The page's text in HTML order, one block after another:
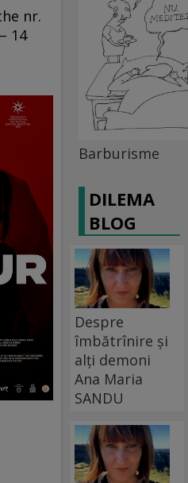
nr.
14
Barburisme
DILEMA
BLOG
Despre
îmbătrînire și
alți demoni
Ana Maria
SANDU